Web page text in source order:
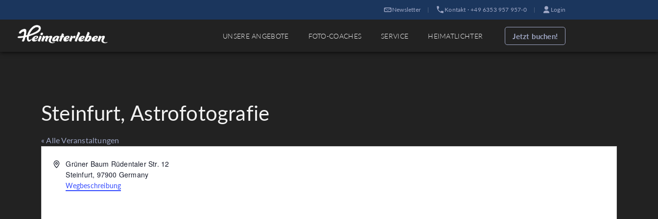
Newsletter | Kontakt · +49 6353 957 957-0 | Login
UNSERE ANGEBOTE FOTO-COACHES SERVICE HEIMATLICHTER Jetzt buchen!
Steinfurt, Astrofotografie
« Alle Veranstaltungen
AdresseGrüner Baum Rüdentaler Str. 12
Steinfurt, 97900 Germany
Wegbeschreibung